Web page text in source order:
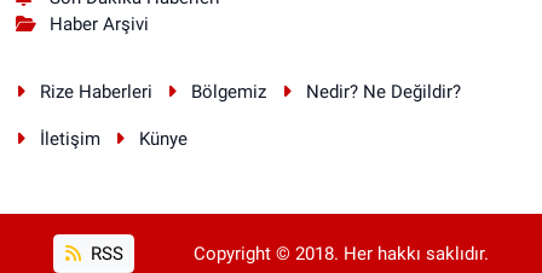
Haber Arşivi
Rize Haberleri Bölgemiz Nedir? Ne Değildir?
İletişim Künye
RSS Copyright © 2018. Her hakkı saklıdır.